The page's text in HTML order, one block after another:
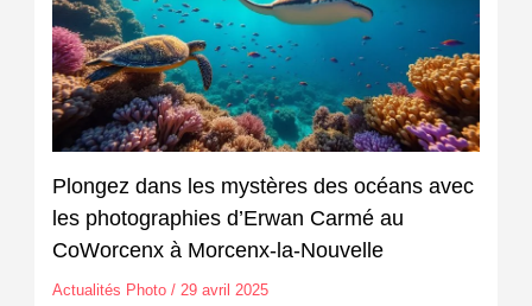
Plongez dans les mystères des océans avec
les photographies d’Erwan Carmé au
CoWorcenx à Morcenx-la-Nouvelle
Actualités Photo/ 29 avril 2025